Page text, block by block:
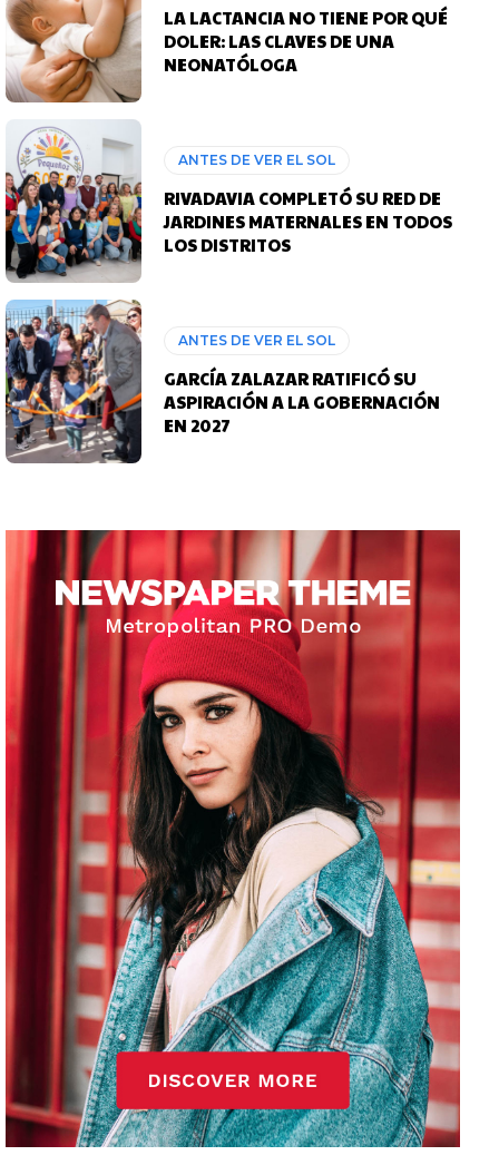
LA LACTANCIA NO TIENE POR QUÉ
DOLER: LAS CLAVES DE UNA
NEONATÓLOGA
ANTES DE VER EL SOL
RIVADAVIA COMPLETÓ SU RED DE
JARDINES MATERNALES EN TODOS
LOS DISTRITOS
ANTES DE VER EL SOL
GARCÍA ZALAZAR RATIFICÓ SU
ASPIRACIÓN A LA GOBERNACIÓN
EN 2027